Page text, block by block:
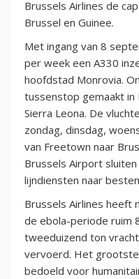
Brussels Airlines de
Brussel en Guinee.
Met ingang van 8
per week een A330
hoofdstad Monrovia.
tussenstop gemaakt
Sierra Leona. De
zondag, dinsdag,
van Freetown naar
Brussels Airport
lijndiensten naar
Brussels Airlines heeft
de ebola-periode ruim
tweeduizend ton
vervoerd. Het
bedoeld voor